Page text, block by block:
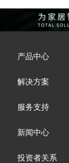
产品中心
解决方案
服务支持
新闻中心
投资者关系